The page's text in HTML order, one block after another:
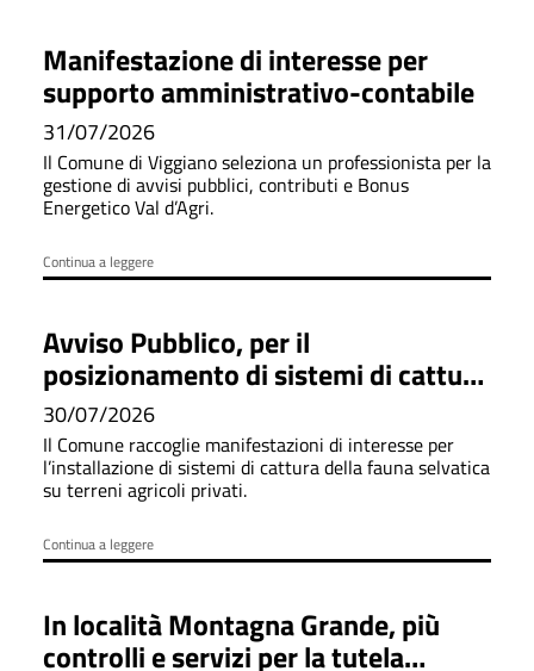
Manifestazione di interesse per
supporto amministrativo-contabile
31/07/2026
Il Comune di Viggiano seleziona un professionista per la
gestione di avvisi pubblici, contributi e Bonus
Energetico Val d’Agri.
Continua a leggere
Avviso Pubblico, per il
posizionamento di sistemi di cattura
dei cinghiali
30/07/2026
Il Comune raccoglie manifestazioni di interesse per
l’installazione di sistemi di cattura della fauna selvatica
su terreni agricoli privati.
Continua a leggere
In località Montagna Grande, più
controlli e servizi per la tutela